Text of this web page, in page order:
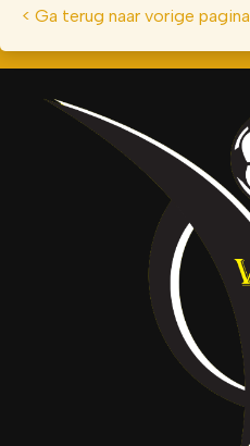
< Ga terug naar vorige pagina